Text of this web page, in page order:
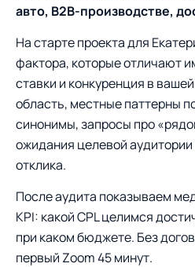
авто, B2B-производстве,
На старте проекта для
фактора, которые отличают
ставки и конкуренция в
область, местные паттерны
синонимы, запросы про
ожидания целевой аудитории
отклика.
После аудита показываем
KPI: какой CPL целимся
при каком бюджете. Без
первый Zoom 45 минут.